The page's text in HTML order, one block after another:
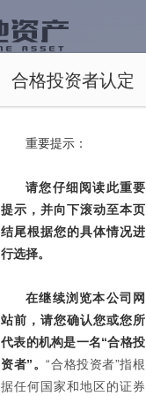
合格投资者认定
重要提示：
请您仔细阅读此重要
提示，并向下滚动至本页
结尾根据您的具体情况进
行选择。
在继续浏览本公司网
站前，请您确认您或您所
代表的机构是一名“合格投
资者”。“合格投资者”指根
据任何国家和地区的证券